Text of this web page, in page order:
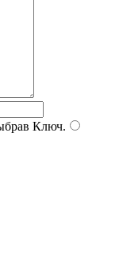
Ключ.